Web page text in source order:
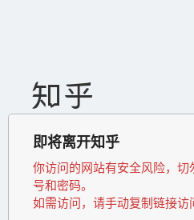
即将离开知乎
你访问的网站有安全风险，
号和密码。
如需访问，请手动复制链接访